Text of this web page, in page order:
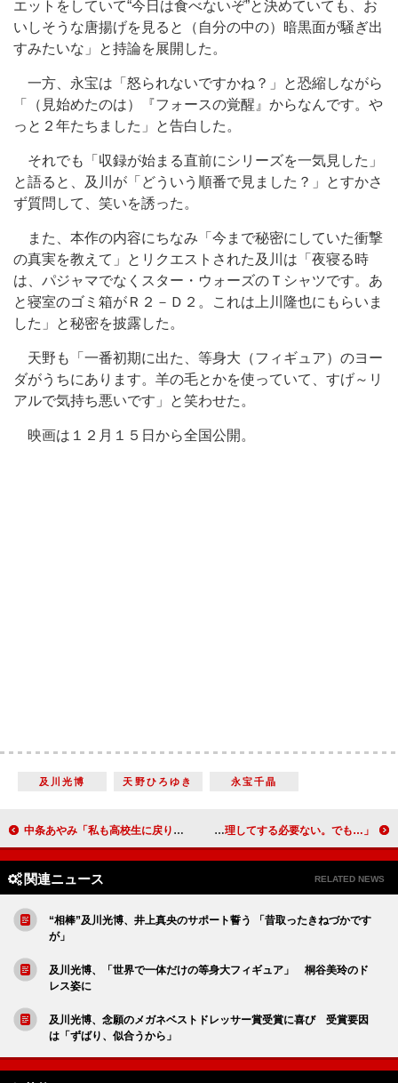
エットをしていて“今日は食べないぞ”と決めていても、お
いしそうな唐揚げを見ると（自分の中の）暗黒面が騒ぎ出
すみたいな」と持論を展開した。
一方、永宝は「怒られないですかね？」と恐縮しながら
「（見始めたのは）『フォースの覚醒』からなんです。や
っと２年たちました」と告白した。
それでも「収録が始まる直前にシリーズを一気見した」
と語ると、及川が「どういう順番で見ました？」とすかさ
ず質問して、笑いを誘った。
また、本作の内容にちなみ「今まで秘密にしていた衝撃
の真実を教えて」とリクエストされた及川は「夜寝る時
は、パジャマでなくスター・ウォーズのＴシャツです。あ
と寝室のゴミ箱がＲ２－Ｄ２。これは上川隆也にもらいま
した」と秘密を披露した。
天野も「一番初期に出た、等身大（フィギュア）のヨー
ダがうちにあります。羊の毛とかを使っていて、すげ～リ
アルで気持ち悪いです」と笑わせた。
映画は１２月１５日から全国公開。
及川光博 天野ひろゆき 永宝千晶
中条あやみ「私も高校生に戻りたい」 志尊淳＆小関裕太と女子校をサプライズ訪問 プルシェンコ氏、羽生結弦選手へエール 「４回転、無理してする必要ない。でも…」
関連ニュース RELATED NEWS
“相棒”及川光博、井上真央のサポート誓う 「昔取ったきねづかです
が」
及川光博、「世界で一体だけの等身大フィギュア」 桐谷美玲のド
レス姿に
及川光博、念願のメガネベストドレッサー賞受賞に喜び 受賞要因
は「ずばり、似合うから」